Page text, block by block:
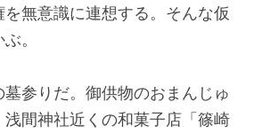
無意識に連想する。そんな仮
。
参りだ。御供物のおまんじゅ
浅間神社近くの和菓子店「篠崎